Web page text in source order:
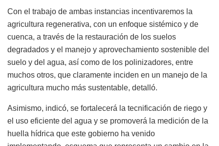
Con el trabajo de ambas instancias incentivaremos la
agricultura regenerativa, con un enfoque sistémico y de
cuenca, a través de la restauración de los suelos
degradados y el manejo y aprovechamiento sostenible del
suelo y del agua, así como de los polinizadores, entre
muchos otros, que claramente inciden en un manejo de la
agricultura mucho más sustentable, detalló.
Asimismo, indicó, se fortalecerá la tecnificación de riego y
el uso eficiente del agua y se promoverá la medición de la
huella hídrica que este gobierno ha venido